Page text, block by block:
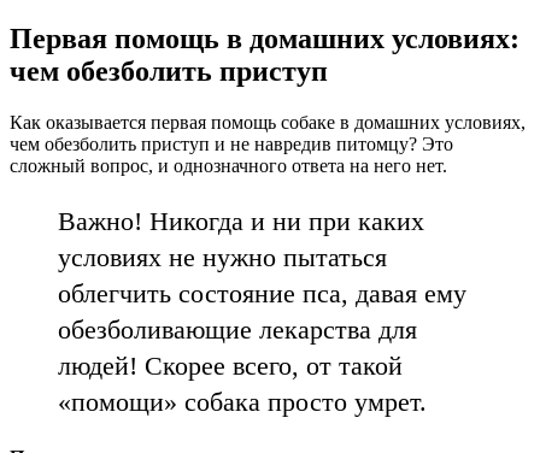
Первая помощь в домашних условиях:
чем обезболить приступ
Как оказывается первая помощь собаке в домашних условиях,
чем обезболить приступ и не навредив питомцу? Это
сложный вопрос, и однозначного ответа на него нет.
Важно! Никогда и ни при каких
условиях не нужно пытаться
облегчить состояние пса, давая ему
обезболивающие лекарства для
людей! Скорее всего, от такой
«помощи» собака просто умрет.